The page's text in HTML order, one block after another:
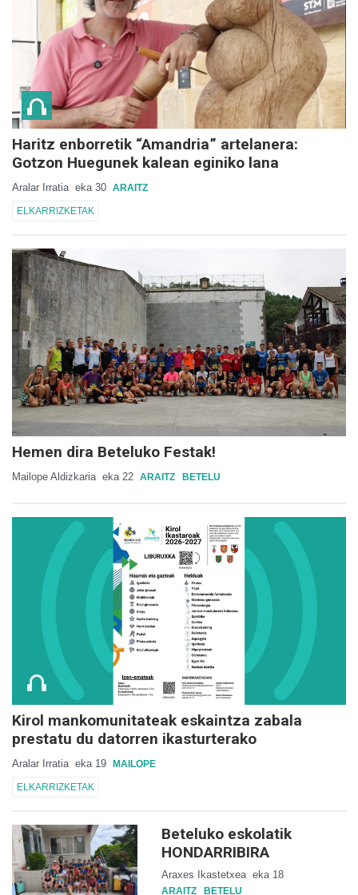
Haritz enborretik “Amandria” artelanera:
Gotzon Huegunek kalean eginiko lana
Aralar Irratia eka 30 ARAITZ
ELKARRIZKETAK
Hemen dira Beteluko Festak!
Mailope Aldizkaria eka 22 ARAITZ BETELU
Kirol mankomunitateak eskaintza zabala
prestatu du datorren ikasturterako
Aralar Irratia eka 19 MAILOPE
ELKARRIZKETAK
Beteluko eskolatik
HONDARRIBIRA
Araxes Ikastetxea eka 18
ARAITZ BETELU